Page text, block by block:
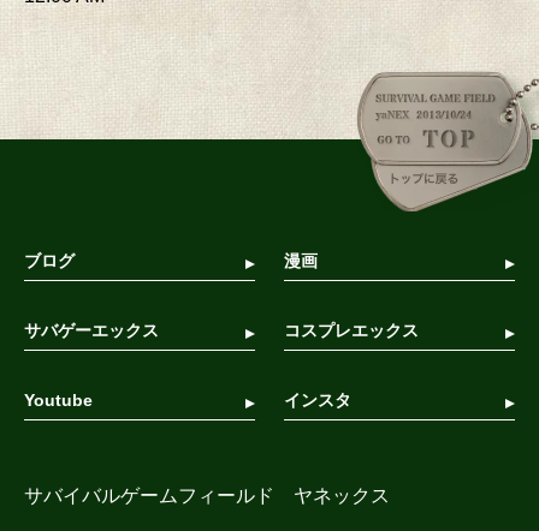
サバイバルゲームフィールド ヤネックス
ブログ 漫画
サバゲーエックス コスプレエックス
Youtube インスタ